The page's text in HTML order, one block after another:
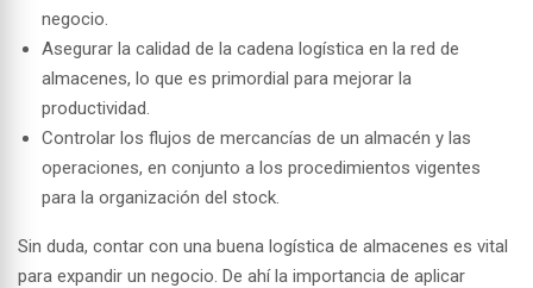
negocio.
Asegurar la calidad de la cadena logística en la red de
almacenes, lo que es primordial para mejorar la
productividad.
Controlar los flujos de mercancías de un almacén y las
operaciones, en conjunto a los procedimientos vigentes
para la organización del stock.
Sin duda, contar con una buena logística de almacenes es vital
para expandir un negocio. De ahí la importancia de aplicar